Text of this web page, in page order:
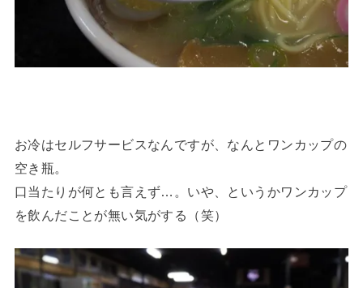
お冷はセルフサービスなんですが、なんとワンカップの
空き瓶。
口当たりが何とも言えず…。いや、というかワンカップ
を飲んだことが無い気がする（笑）